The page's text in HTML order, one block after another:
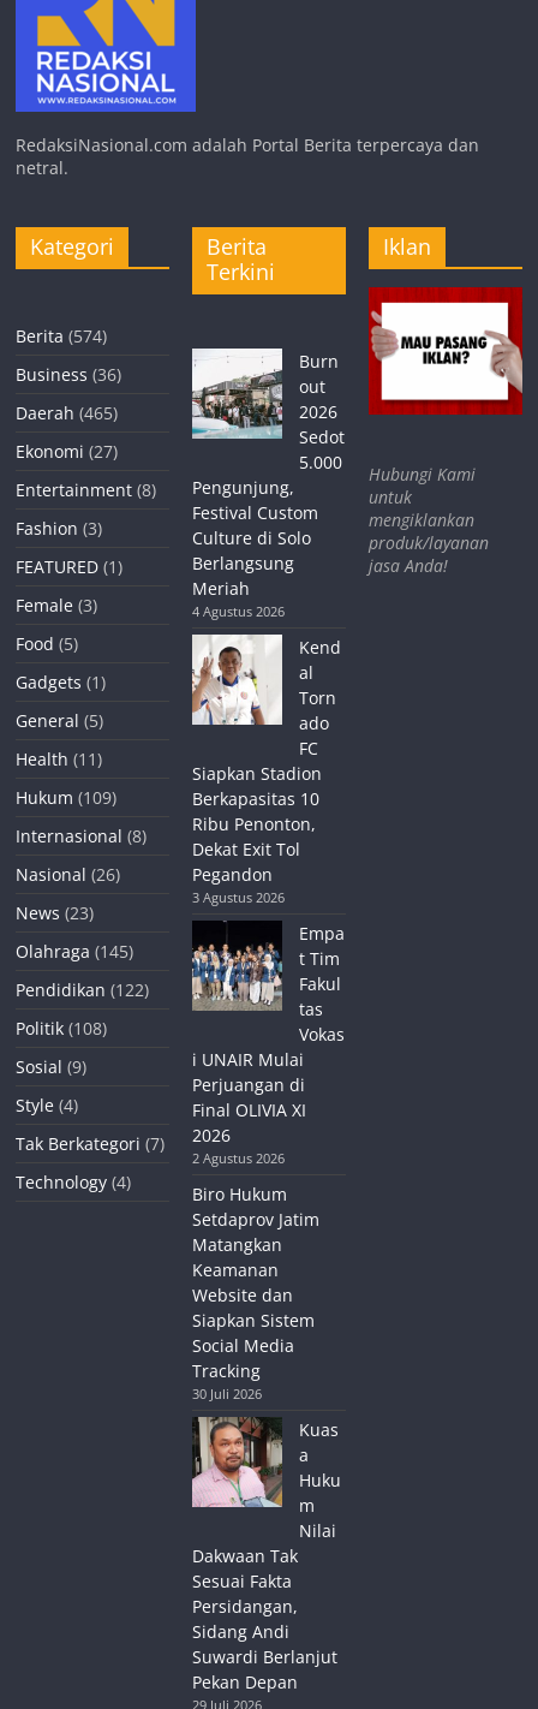
RedaksiNasional.com adalah Portal Berita terpercaya dan
netral.
Kategori
Berita (574)
Business (36)
Daerah (465)
Ekonomi (27)
Entertainment (8)
Fashion (3)
FEATURED (1)
Female (3)
Food (5)
Gadgets (1)
General (5)
Health (11)
Hukum (109)
Internasional (8)
Nasional (26)
News (23)
Olahraga (145)
Pendidikan (122)
Politik (108)
Sosial (9)
Style (4)
Tak Berkategori (7)
Technology (4)
Berita
Terkini
Burn
out
2026
Sedot
5.000
Pengunjung,
Festival Custom
Culture di Solo
Berlangsung
Meriah
4 Agustus 2026
Kend
al
Torn
ado
FC
Siapkan Stadion
Berkapasitas 10
Ribu Penonton,
Dekat Exit Tol
Pegandon
3 Agustus 2026
Empa
t Tim
Fakul
tas
Vokas
i UNAIR Mulai
Perjuangan di
Final OLIVIA XI
2026
2 Agustus 2026
Biro Hukum
Setdaprov Jatim
Matangkan
Keamanan
Website dan
Siapkan Sistem
Social Media
Tracking
30 Juli 2026
Kuas
a
Huku
m
Nilai
Dakwaan Tak
Sesuai Fakta
Persidangan,
Sidang Andi
Suwardi Berlanjut
Pekan Depan
29 Juli 2026
Iklan
Hubungi Kami
untuk
mengiklankan
produk/layanan
jasa Anda!